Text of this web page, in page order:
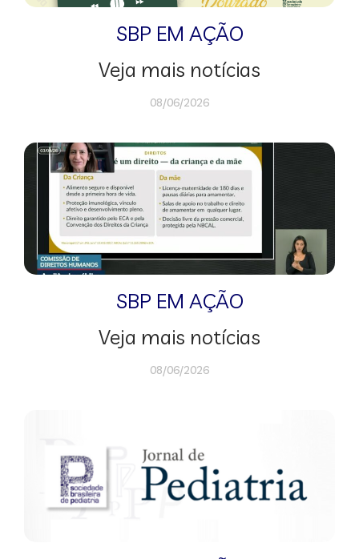
SBP EM AÇÃO
Veja mais notícias
08/06/2026
SBP EM AÇÃO
Veja mais notícias
08/06/2026